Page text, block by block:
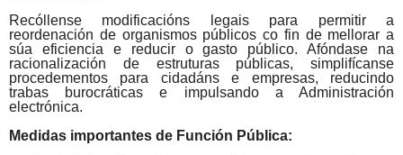
Recóllense modificacións legais para permitir a
reordenación de organismos públicos co fin de mellorar a
súa eficiencia e reducir o gasto público. Afóndase na
racionalización de estruturas públicas, simplifícanse
procedementos para cidadáns e empresas, reducindo
trabas burocráticas e impulsando a Administración
electrónica.
Medidas importantes de Función Pública: